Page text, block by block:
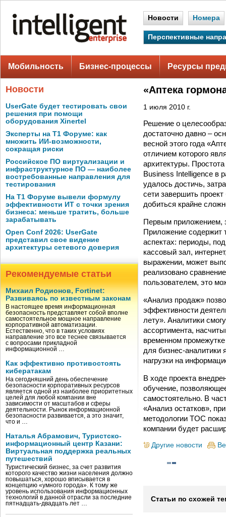
Новости Номера
Перспективные
Мобильность Бизнес-процессы Ресурсы
Новости
UserGate будет тестировать свои
решения при помощи
оборудования Xinertel
Эксперты на Т1 Форуме: как
множить ИИ-возможности,
сокращая риски
Российское ПО виртуализации и
инфраструктурное ПО — наиболее
востребованные направления для
тестирования
На Т1 Форуме вывели формулу
эффективности ИТ с точки зрения
бизнеса: меньше тратить, больше
зарабатывать
Open Conf 2026: UserGate
представил свое видение
архитектуры сетевого доверия
Рекомендуемые статьи
Михаил Родионов, Fortinet:
Развиваясь по известным законам
В настоящее время информационная
безопасность представляет собой вполне
самостоятельное мощное направление
корпоративной автоматизации.
Естественно, что в таких условиях
направление это все теснее связывается
с вопросами прикладной
информационной …
Как эффективно противостоять
кибератакам
На сегодняшний день обеспечение
безопасности корпоративных ресурсов
является одной из наиболее приоритетных
целей для любой компании вне
зависимости от масштабов и сферы
деятельности. Рынок информационной
безопасности развивается, а это значит,
что и …
Наталья Абрамович, Туристско-
информационный центр Казани:
Виртуальная поддержка реальных
путешествий
Туристический бизнес, за счет развития
которого качество жизни населения должно
повышаться, хорошо вписывается в
концепцию «умного города». К тому же
уровень использования информационных
технологий в данной отрасли за последние
пятнадцать-двадцать лет …
«Аптека
1 июля 2010 г.
Решение о
достаточно давно –
весной этого года
отличием которого
архитектуры.
Business Intelligence в
удалось достичь,
сети завершить
добиться крайне
Первым приложением,
Приложение содержит
аспектах: периоды,
кассовый зал,
выражении, может
реализовано
пользователем, это
«Анализ продаж»
эффективности
лету». Аналитики
ассортимента,
временном
для бизнес-аналитики
нагрузки на
В ходе проекта
обучение,
самостоятельно. В
«Анализ остатков»,
методологии TOC
компании будет
Другие новости
Статьи по схожей